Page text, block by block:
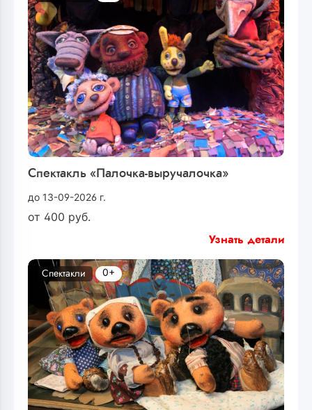
Спектакль «Палочка-выручалочка»
до 13-09-2026 г.
от 400 руб.
Узнать детали
Спектакли 0+